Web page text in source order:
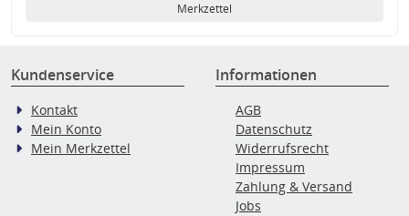
Merkzettel
Kundenservice
Kontakt
Mein Konto
Mein Merkzettel
Informationen
AGB
Datenschutz
Widerrufsrecht
Impressum
Zahlung & Versand
Jobs